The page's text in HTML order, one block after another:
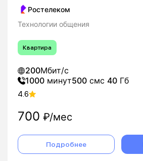
Ростелеком
Технологии общения
Квартира
200Мбит/с
1000 минут500 смс 40 Гб
4.6
700 ₽/мес
Подробнее